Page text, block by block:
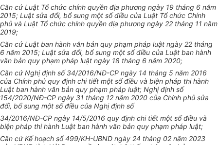
Căn cứ Luật Tổ chức chính quyền địa phương ngày 19 tháng 6 năm
2015; Luật sửa đổi, bổ sung một số điều của Luật Tổ chức Chính
phủ và Luật Tổ chức chính quyền địa phương ngày 22 tháng 11 năm
2019;
Căn cứ Luật ban hành văn bản quy phạm pháp luật ngày 22 tháng
6 năm 2015; Luật sửa đổi, bổ sung một số điều của Luật ban hành
văn bản quy phạm pháp luật ngày 18 tháng 6 năm 2020;
Căn cứ Nghị định số 34/2016/NĐ-CP ngày 14 tháng 5 năm 2016
của Chính phủ quy định chi tiết một số điều và biện pháp thi hành
Luật ban hành văn bản quy phạm pháp luật; Nghị định số
154/2020/NĐ-CP ngày 31 tháng 12 năm 2020 của Chính phủ sửa
đổi, bổ sung một số điều của Nghị định số
34/2016/NĐ-CP ngày 14/5/2016 quy định chi tiết một số điều và
biện pháp thi hành Luật ban hành văn bản quy phạm pháp luật;
Căn cứ Kế hoạch số 499/KH-UBND ngày 24 tháng 02 năm 2023